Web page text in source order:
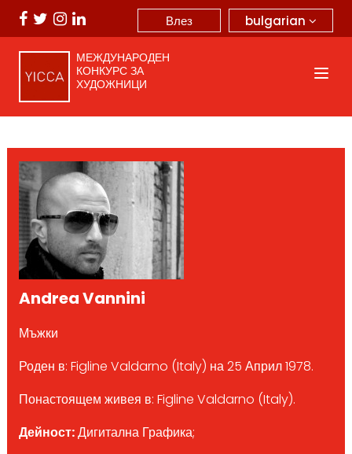
bulgarian
Влез
МЕЖДУНАРОДЕН
КОНКУРС ЗА
ХУДОЖНИЦИ
Andrea Vannini
Мъжки
Роден в: Figline Valdarno (Italy) на 25 Април 1978.
Понастоящем живея в: Figline Valdarno (Italy).
Дейност:Дигитална Графика;